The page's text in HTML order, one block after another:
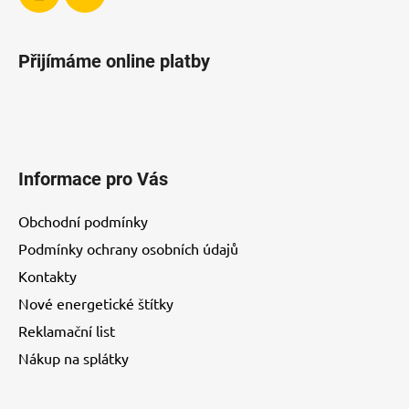
Přijímáme online platby
Informace pro Vás
Obchodní podmínky
Podmínky ochrany osobních údajů
Kontakty
Nové energetické štítky
Reklamační list
Nákup na splátky